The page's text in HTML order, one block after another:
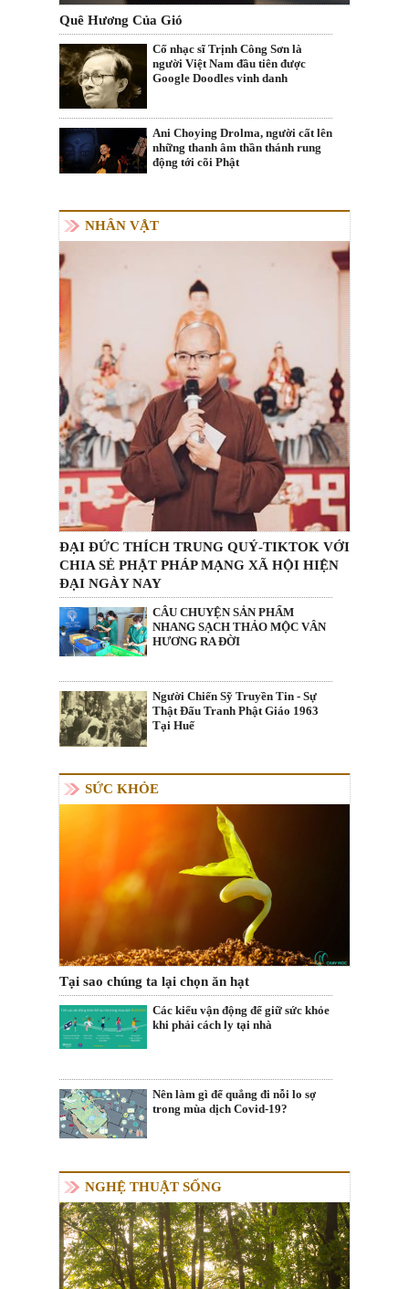
Quê Hương Của Gió
Cố nhạc sĩ Trịnh Công Sơn là
người Việt Nam đầu tiên được
Google Doodles vinh danh
Ani Choying Drolma, người cất lên
những thanh âm thần thánh rung
động tới cõi Phật
NHÂN VẬT
ĐẠI ĐỨC THÍCH TRUNG QUÝ-TIKTOK VỚI
CHIA SẺ PHẬT PHÁP MẠNG XÃ HỘI HIỆN
ĐẠI NGÀY NAY
CÂU CHUYỆN SẢN PHẨM
NHANG SẠCH THẢO MỘC VÂN
HƯƠNG RA ĐỜI
Người Chiến Sỹ Truyền Tin - Sự
Thật Đấu Tranh Phật Giáo 1963
Tại Huế
SỨC KHỎE
Tại sao chúng ta lại chọn ăn hạt
Các kiểu vận động để giữ sức khỏe
khi phải cách ly tại nhà
Nên làm gì để quẳng đi nỗi lo sợ
trong mùa dịch Covid-19?
NGHỆ THUẬT SỐNG